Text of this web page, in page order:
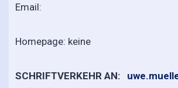
Email:
Homepage: keine
SCHRIFTVERKEHR AN: